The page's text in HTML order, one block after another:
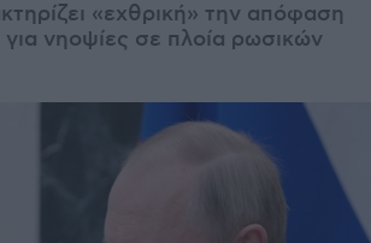
«εχθρική» την απόφαση
για νηοψίες σε πλοία ρωσικών